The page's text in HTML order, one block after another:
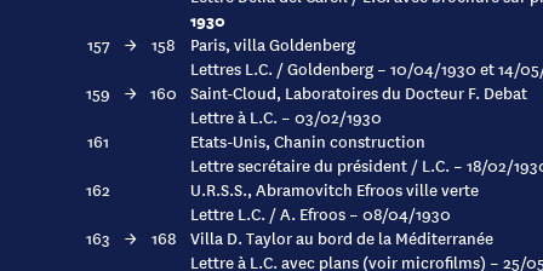
1930
157 → 158
Paris, villa Goldenberg
Lettres L.C. / Goldenberg – 10/04/1930 et 14/
159
→ 160 Saint-Cloud, Laboratoires du Docteur F. Debat
Lettre à L.C. – 03/02/1930
161
Etats-Unis, Chanin construction
Lettre secrétaire du président / L.C. – 18/02/
162
U.R.S.S., Abramovitch Efroos ville verte
Lettre L.C. / A. Efroos – 08/04/1930
163
→ 168 Villa D. Taylor au bord de la Méditerranée
Lettre à L.C. avec plans (voir microfilms) – 25/